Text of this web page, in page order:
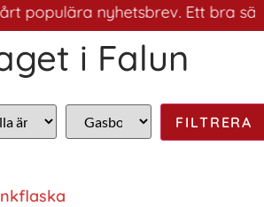
nyhetsbrev. Ett bra sätt
i Falun